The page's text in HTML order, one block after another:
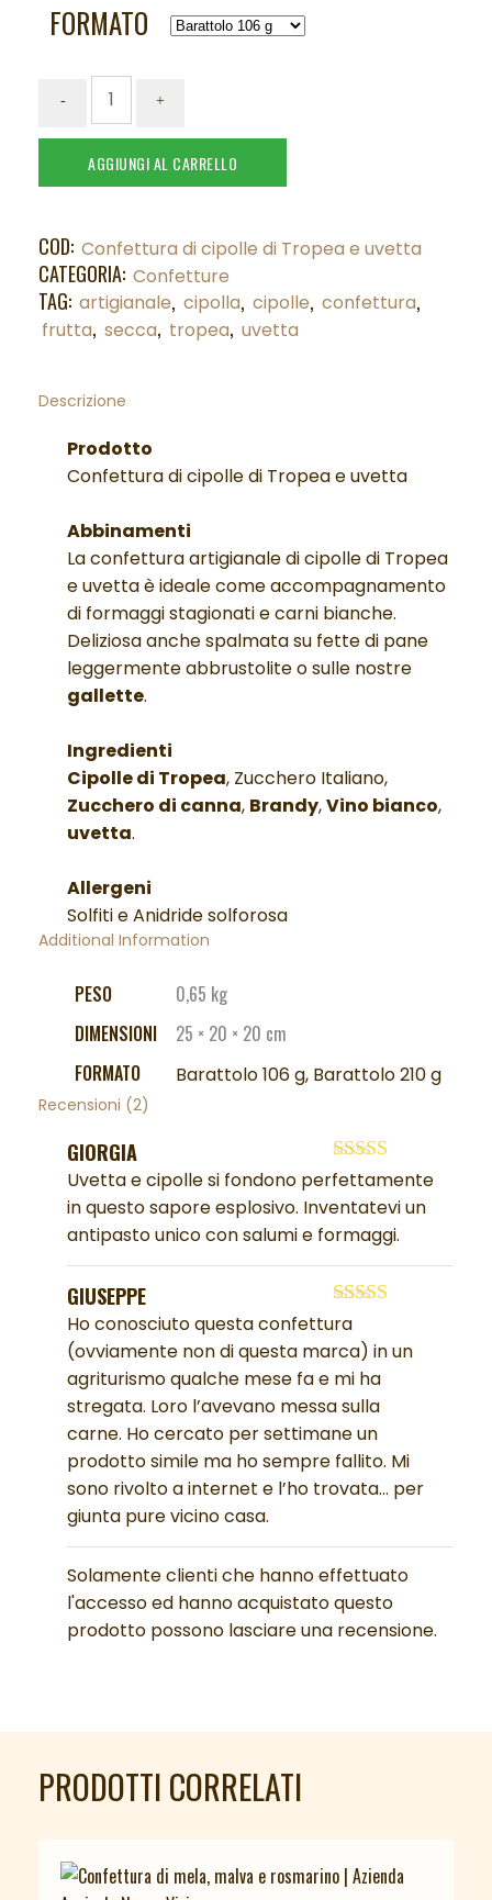
FORMATO
AGGIUNGI AL CARRELLO
COD: Confettura di cipolle di Tropea e uvetta
CATEGORIA: Confetture
TAG: artigianale, cipolla, cipolle, confettura,
frutta, secca, tropea, uvetta
Descrizione
Prodotto
Confettura di cipolle di Tropea e uvetta
Abbinamenti
La confettura artigianale di cipolle di Tropea
e uvetta è ideale come accompagnamento
di formaggi stagionati e carni bianche.
Deliziosa anche spalmata su fette di pane
leggermente abbrustolite o sulle nostre
gallette.
Ingredienti
Cipolle di Tropea, Zucchero Italiano,
Zucchero di canna, Brandy,Vino bianco,
uvetta.
Allergeni
Solfiti e Anidride solforosa
Additional Information
PESO
0,65 kg
DIMENSIONI
25 × 20 × 20 cm
FORMATO
Barattolo 106 g, Barattolo 210 g
Recensioni (2)
Valutato5su
GIORGIA
Uvetta e cipolle si fondono perfettamente
in questo sapore esplosivo. Inventatevi un
antipasto unico con salumi e formaggi.
Valutato
GIUSEPPE
Ho conosciuto questa confettura
(ovviamente non di questa marca) in un
agriturismo qualche mese fa e mi ha
stregata. Loro l’avevano messa sulla
carne. Ho cercato per settimane un
prodotto simile ma ho sempre fallito. Mi
sono rivolto a internet e l’ho trovata… per
giunta pure vicino casa.
Solamente clienti che hanno effettuato
l'accesso ed hanno acquistato questo
prodotto possono lasciare una recensione.
PRODOTTI CORRELATI